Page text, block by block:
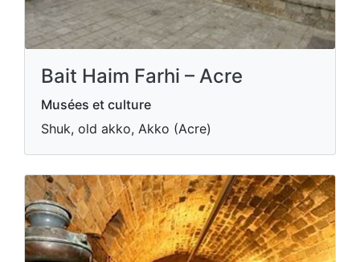
Bait Haim Farhi – Acre
Musées et culture
Shuk, old akko, Akko (Acre)